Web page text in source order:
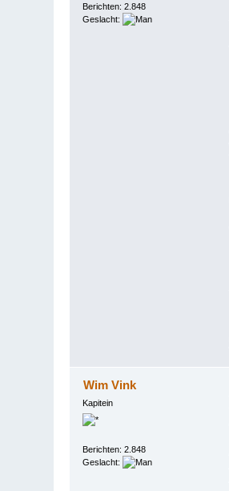
Berichten: 2.848
Geslacht:
Wim Vink
Kapitein
Berichten: 2.848
Geslacht: